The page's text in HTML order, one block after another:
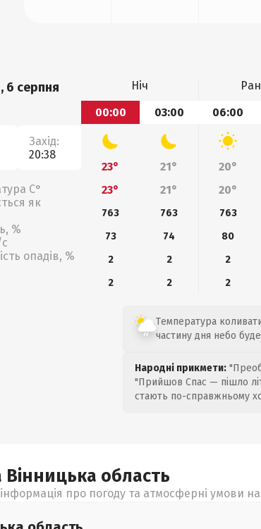
6 серпня
Захід:
20:38
С°
як
%
опадів, %
Ніч
00:00
03:00 06:00
23° 21° 20°
23°
21° 20°
763 763 763
73
74 80
2
2 2
2
2 2
Температура
частину дня небо
Народні прикмети:
"Прийшов Спас — пішло
стають по-справжньому
Вінницька область
про погоду та атмосферні умови на